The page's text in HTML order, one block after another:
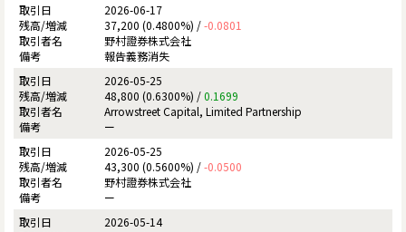
2026-06-17
37,200 (0.4800%) /-0.0801
野村證券株式会社
報告義務消失
2026-05-25
48,800 (0.6300%) /0.1699
Arrowstreet Capital, Limited Partnership
ー
2026-05-25
43,300 (0.5600%) /-0.0500
野村證券株式会社
ー
2026-05-14